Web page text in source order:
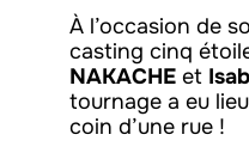
À l’occasion de
casting cinq
NAKACHE et
tournage a eu
coin d’une rue !